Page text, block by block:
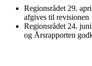
Regionsrådet 29.
afgives til revisionen
Regionsrådet 24.
og Årsrapporten